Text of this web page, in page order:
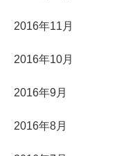
2016年11月
2016年10月
2016年9月
2016年8月